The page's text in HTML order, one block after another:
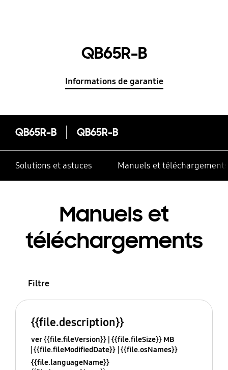
QB65R-B
Informations de garantie
QB65R-B QB65R-B
Solutions et astuces Manuels et téléchargements
Manuels et
téléchargements
Filtre
{{file.description}}
ver {{file.fileVersion}} {{file.fileSize}} MB
{{file.fileModifiedDate}} {{file.osNames}}
{{file.languageName}}